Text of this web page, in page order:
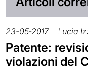
23-05-2017 Lucia
Patente:
violazioni del